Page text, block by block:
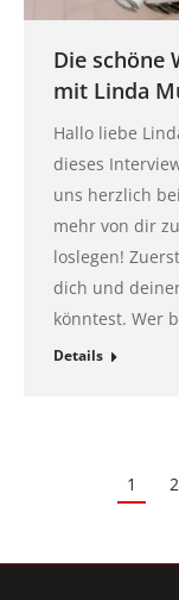
Die schöne
mit Linda
Hallo liebe
dieses
uns herzlich
mehr von dir
loslegen!
dich und
könntest. Wer
Details
1 2